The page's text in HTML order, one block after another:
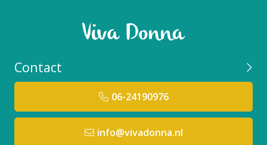
Contact
06-24190976
info@vivadonna.nl